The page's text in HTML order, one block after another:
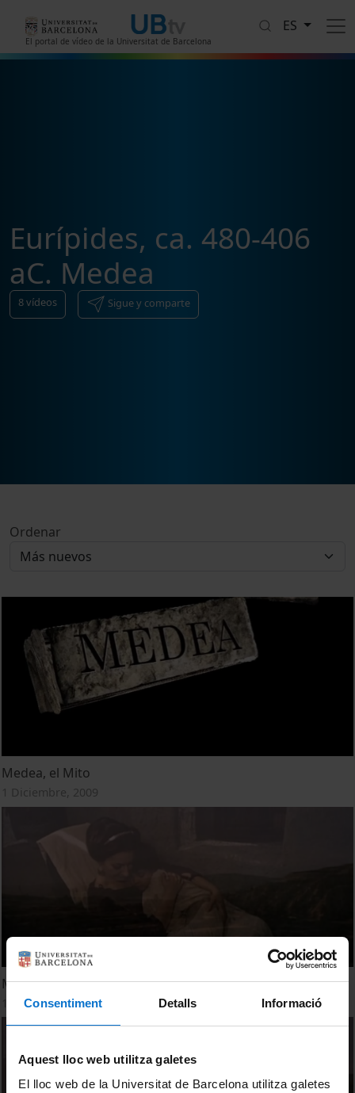
Consentiment Detalls Informació
Aquest lloc web utilitza galetes
El lloc web de la Universitat de Barcelona utilitza galetes
El portal de vídeo de la Universitat de Barcelona
ES
Eurípides, ca. 480-406
aC. Medea
8vídeos Sigue y comparte
Ordenar
Medea, el Mito
1 Diciembre, 2009
Medea, la Tragedia
1 Diciembre, 2009